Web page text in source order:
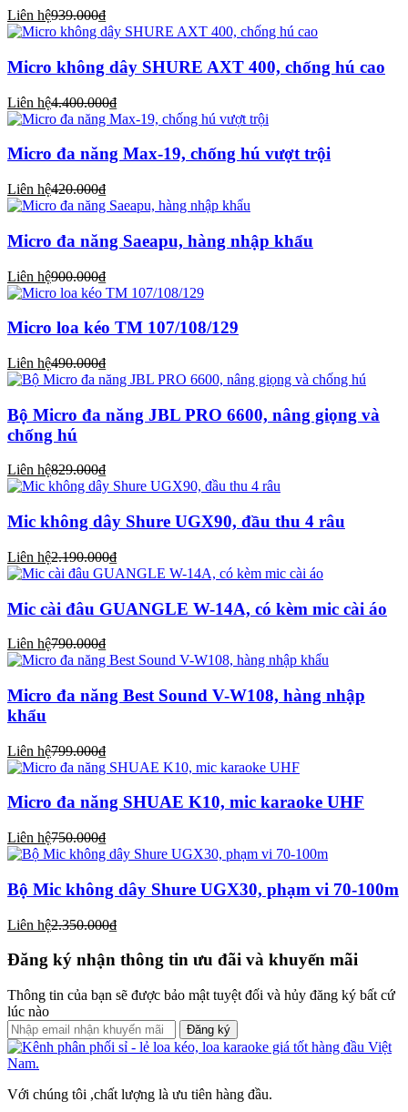
Liên hệ939.000₫
Micro không dây SHURE AXT 400, chống hú cao
Liên hệ4.400.000₫
Micro đa năng Max-19, chống hú vượt trội
Liên hệ420.000₫
Micro đa năng Saeapu, hàng nhập khẩu
Liên hệ900.000₫
Micro loa kéo TM 107/108/129
Liên hệ490.000₫
Bộ Micro đa năng JBL PRO 6600, nâng giọng và
chống hú
Liên hệ829.000₫
Mic không dây Shure UGX90, đầu thu 4 râu
Liên hệ2.190.000₫
Mic cài đâu GUANGLE W-14A, có kèm mic cài áo
Liên hệ790.000₫
Micro đa năng Best Sound V-W108, hàng nhập
khẩu
Liên hệ799.000₫
Micro đa năng SHUAE K10, mic karaoke UHF
Liên hệ750.000₫
Bộ Mic không dây Shure UGX30, phạm vi 70-100m
Liên hệ2.350.000₫
Đăng ký nhận thông tin ưu đãi và khuyến mãi
Thông tin của bạn sẽ được bảo mật tuyệt đối và hủy đăng ký bất cứ
lúc nào
Đăng ký
Với chúng tôi ,chất lượng là ưu tiên hàng đầu.